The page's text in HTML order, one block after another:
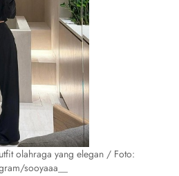
olahraga yang elegan / Foto:
sooyaaa__